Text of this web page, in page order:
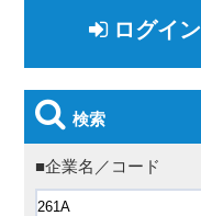
ログイン
検索
■企業名／コード